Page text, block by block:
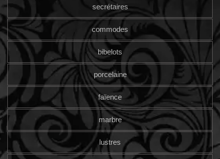
secrétaires
commodes
bibelots
porcelaine
faïence
marbre
lustres